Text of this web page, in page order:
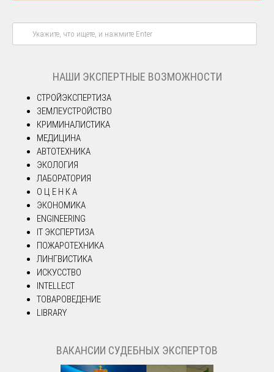
НАШИ ЭКСПЕРТНЫЕ ВОЗМОЖНОСТИ
СТРОЙЭКСПЕРТИЗА
ЗЕМЛЕУСТРОЙСТВО
КРИМИНАЛИСТИКА
МЕДИЦИНА
АВТОТЕХНИКА
ЭКОЛОГИЯ
ЛАБОРАТОРИЯ
О Ц Е Н К А
ЭКОНОМИКА
ENGINEERING
IT ЭКСПЕРТИЗА
ПОЖАРОТЕХНИКА
ЛИНГВИСТИКА
ИСКУССТВО
INTELLECT
ТОВАРОВЕДЕНИЕ
LIBRARY
ВАКАНСИИ СУДЕБНЫХ ЭКСПЕРТОВ